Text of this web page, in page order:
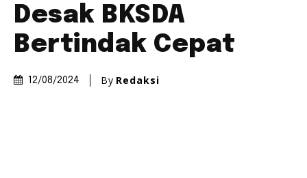
Desak BKSDA
Bertindak Cepat
12/08/2024 By Redaksi